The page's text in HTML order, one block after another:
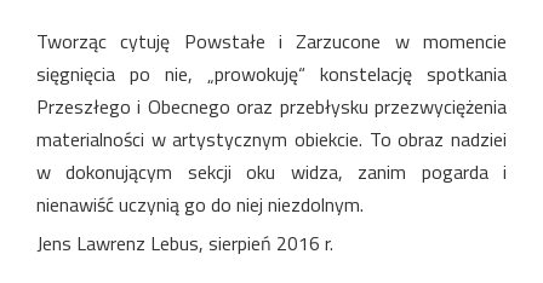
Tworząc cytuję Powstałe i Zarzucone w momencie
sięgnięcia po nie, „prowokuję“ konstelację spotkania
Przeszłego i Obecnego oraz przebłysku przezwyciężenia
materialności w artystycznym obiekcie. To obraz nadziei
w dokonującym sekcji oku widza, zanim pogarda i
nienawiść uczynią go do niej niezdolnym.
Jens Lawrenz Lebus, sierpień 2016 r.